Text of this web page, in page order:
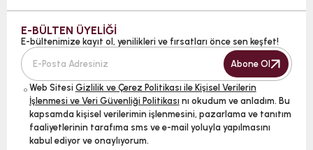
E-BÜLTEN ÜYELİĞİ
E-bültenimize kayıt ol, yenilikleri ve fırsatları önce sen keşfet!
Abone Ol
Web Sitesi Gizlilik ve Çerez Politikası ile Kişisel Verilerin
İşlenmesi ve Veri Güvenliği Politikası nı okudum ve anladım. Bu
kapsamda kişisel verilerimin işlenmesini, pazarlama ve tanıtım
faaliyetlerinin tarafıma sms ve e-mail yoluyla yapılmasını
kabul ediyor ve onaylıyorum.